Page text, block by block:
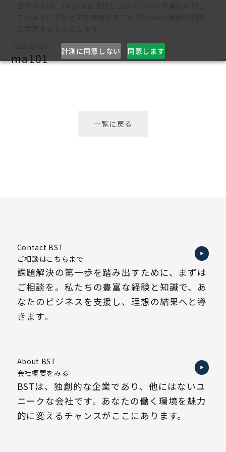
計測に同意しない 同意します
2023/07/27
ma101
一覧に戻る
Contact BST
ご相談はこちらまで
課題解決の第一歩を踏み出すために、まずは
ご相談を。私たちの豊富な経験と知識で、あ
なたのビジネスを支援し、理想の結果へと導
きます。
About BST
会社概要をみる
BSTは、独創的な企業であり、他にはないユ
ニークな会社です。あなたの働く環境を魅力
的に変えるチャンスがここにあります。